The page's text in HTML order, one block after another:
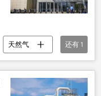
天然气
还有 1